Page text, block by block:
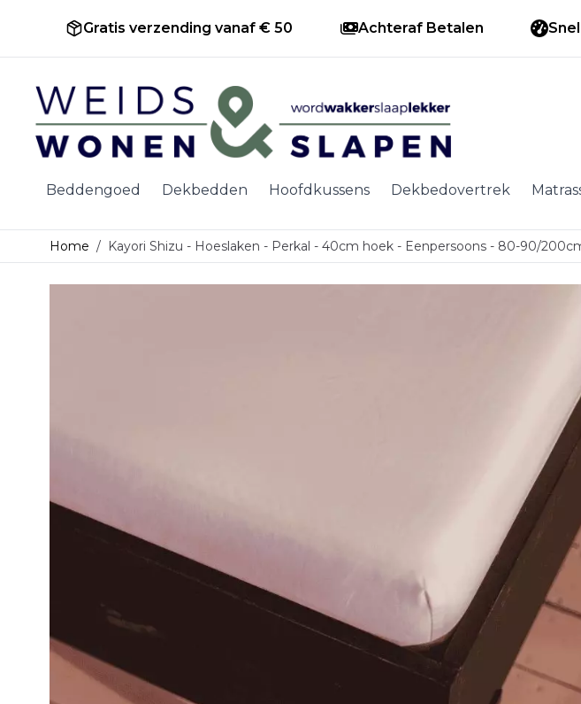
Gratis verzending vanaf € 50 Achteraf Betalen
Ga naar de inhoud
Beddengoed Dekbedden Hoofdkussens Dekbedovertrek
Home / Kayori Shizu - Hoeslaken - Perkal - 40cm hoek - Eenpersoons - 80-90/